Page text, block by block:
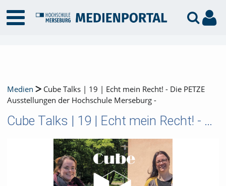
Medien
Cube Talks | 19 | Echt mein Recht! - Die PETZE
Ausstellungen der Hochschule Merseburg -
Cube Talks | 19 | Echt mein Recht! - Die PETZE Ausstellungen der Hochschule Merseburg -